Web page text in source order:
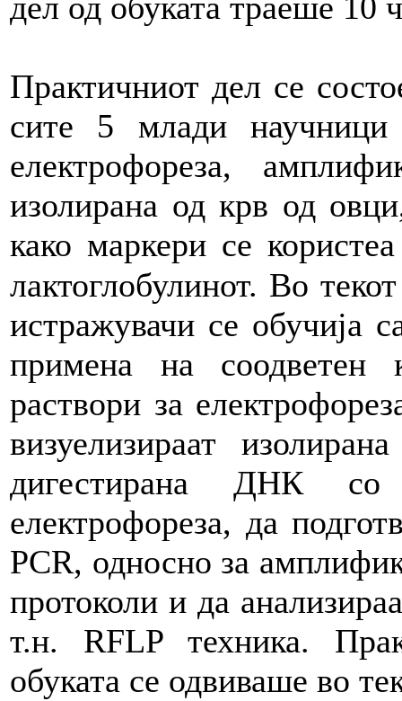
дел од обуката траеше 10
Практичниот дел се
сите 5 млади научници
електрофореза,
изолирана од крв од
како маркери се
лактоглобулинот. Во
истражувачи се обучија
примена на соодветен
раствори за
визуелизираат
дигестирана ДНК
електрофореза, да
PCR, односно за
протоколи и да
т.н. RFLP техника.
обуката се одвиваше во